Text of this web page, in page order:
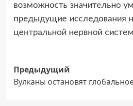
возможность значительно
предыдущие исследования
центральной нервной
Навигация
записи
Предыдущий
Вулканы остановят